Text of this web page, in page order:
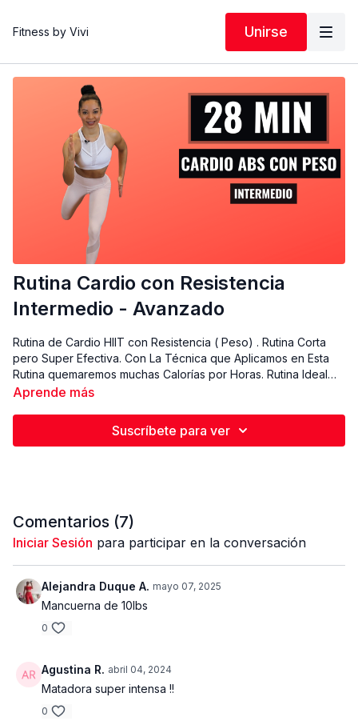
Fitness by Vivi Unirse
Rutina Cardio con Resistencia
Intermedio - Avanzado
Rutina de Cardio HIIT con Resistencia ( Peso) . Rutina Corta
pero Super Efectiva. Con La Técnica que Aplicamos en Esta
Rutina quemaremos muchas Calorías por Horas. Rutina Ideal
para Personas Intermedias - Avanzadas. Toma descanso
Aprende más
Suscríbete para ver
Comentarios (7)
Iniciar Sesión para participar en la conversación
Alejandra Duque A. mayo 07, 2025
Mancuerna de 10lbs
0
Agustina R. abril 04, 2024
Matadora super intensa !!
0